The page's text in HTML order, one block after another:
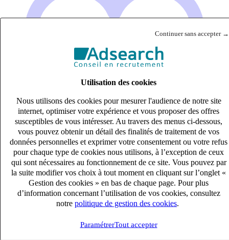
Continuer sans accepter →
Utilisation des cookies
Nous utilisons des cookies pour mesurer l'audience de notre site
internet, optimiser votre expérience et vous proposer des offres
susceptibles de vous intéresser. Au travers des menus ci-dessous,
vous pouvez obtenir un détail des finalités de traitement de vos
données personnelles et exprimer votre consentement ou votre refus
pour chaque type de cookies nous utilisons, à l’exception de ceux
qui sont nécessaires au fonctionnement de ce site. Vous pouvez par
la suite modifier vos choix à tout moment en cliquant sur l’onglet «
Gestion des cookies » en bas de chaque page. Pour plus
d’information concernant l’utilisation de vos cookies, consultez
notre politique de gestion des cookies
ParamétrerTout accepter
Ordonnanceur – Thales (H/F)
Intérim
MOIRANS, Auvergne-Rhône-Alpes (38430)